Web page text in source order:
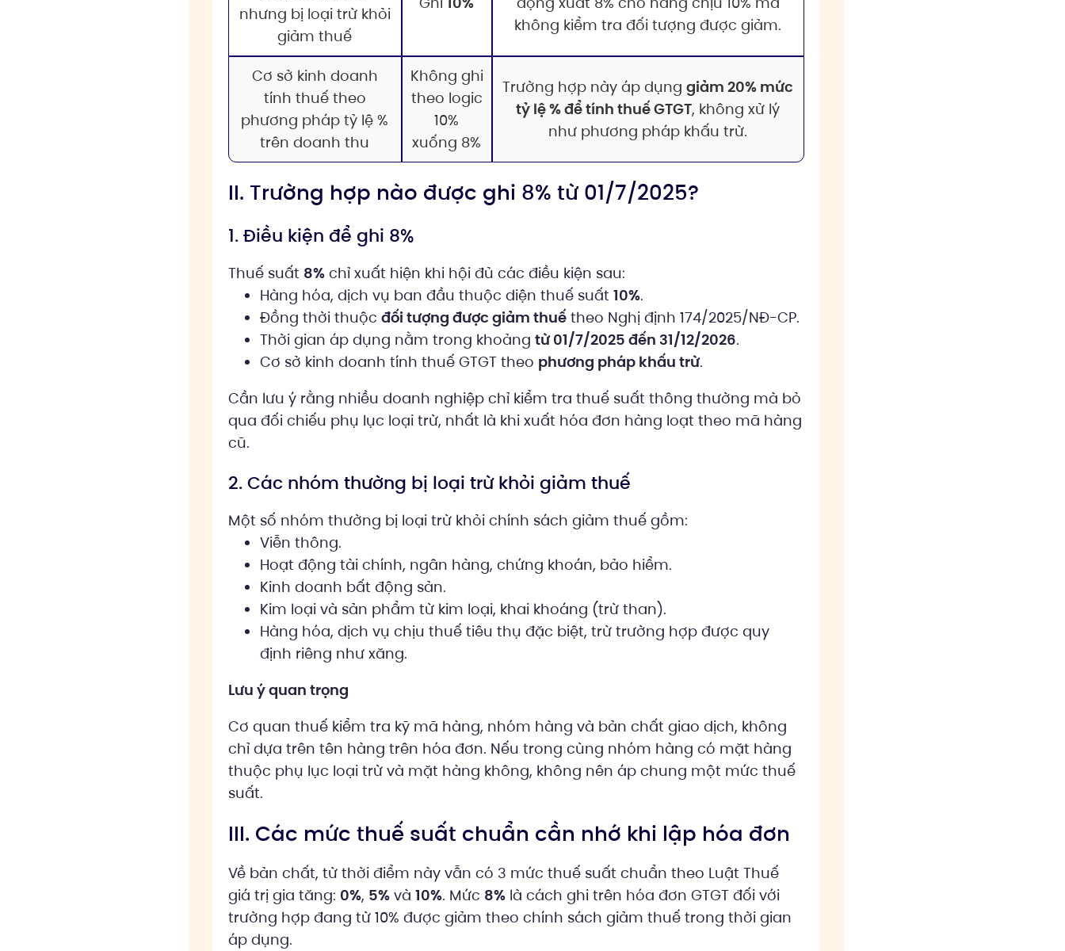
nhưng bị loại trừ khỏi
giảm thuế
không kiểm tra đối tượng được giảm.
Cơ sở kinh doanh
tính thuế theo
phương pháp tỷ lệ %
trên doanh thu
Không ghi
theo logic
10%
xuống 8%
Trường hợp này áp dụnggiảm 20% mức
tỷ lệ % để tính thuế GTGT, không xử lý
như phương pháp khấu trừ.
II. Trường hợp nào được ghi 8% từ 01/7/2025?
1. Điều kiện để ghi 8%
Thuế suất 8%chỉ xuất hiện khi hội đủ các điều kiện sau:
Hàng hóa, dịch vụ ban đầu thuộc diện thuế suất 10%.
Đồng thời thuộc đối tượng được giảm thuếtheo Nghị định 174/2025/NĐ-CP.
Thời gian áp dụng nằm trong khoảng từ 01/7/2025 đến 31/12/2026.
Cơ sở kinh doanh tính thuế GTGT theo phương pháp khấu trừ.
Cần lưu ý rằng nhiều doanh nghiệp chỉ kiểm tra thuế suất thông thường mà bỏ
qua đối chiếu phụ lục loại trừ, nhất là khi xuất hóa đơn hàng loạt theo mã hàng
cũ.
2. Các nhóm thường bị loại trừ khỏi giảm thuế
Một số nhóm thường bị loại trừ khỏi chính sách giảm thuế gồm:
Viễn thông.
Hoạt động tài chính, ngân hàng, chứng khoán, bảo hiểm.
Kinh doanh bất động sản.
Kim loại và sản phẩm từ kim loại, khai khoáng (trừ than).
Hàng hóa, dịch vụ chịu thuế tiêu thụ đặc biệt, trừ trường hợp được quy
định riêng như xăng.
Lưu ý quan trọng
Cơ quan thuế kiểm tra kỹ mã hàng, nhóm hàng và bản chất giao dịch, không
chỉ dựa trên tên hàng trên hóa đơn. Nếu trong cùng nhóm hàng có mặt hàng
thuộc phụ lục loại trừ và mặt hàng không, không nên áp chung một mức thuế
suất.
III. Các mức thuế suất chuẩn cần nhớ khi lập hóa đơn
Về bản chất, từ thời điểm này vẫn có 3 mức thuế suất chuẩn theo Luật Thuế
giá trị gia tăng: 0%, 5%và 10%. Mức 8%là cách ghi trên hóa đơn GTGT đối với
trường hợp đang từ 10% được giảm theo chính sách giảm thuế trong thời gian
áp dụng.